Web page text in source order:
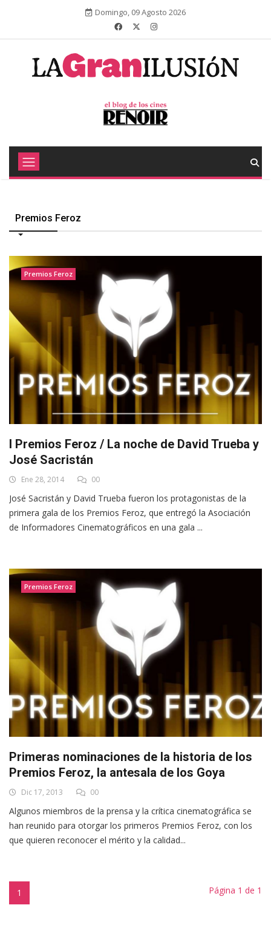
Domingo, 09 Agosto 2026
Premios Feroz
Premios Feroz
I Premios Feroz / La noche de David Trueba y
José Sacristán
Ene 28, 2014 00
José Sacristán y David Trueba fueron los protagonistas de la
primera gala de los Premios Feroz, que entregó la Asociación
de Informadores Cinematográficos en una gala ...
Premios Feroz
Primeras nominaciones de la historia de los
Premios Feroz, la antesala de los Goya
Dic 17, 2013 00
Algunos miembros de la prensa y la crítica cinematográfica se
han reunido para otorgar los primeros Premios Feroz, con los
que quieren reconocer el mérito y la calidad...
1 Página 1 de 1